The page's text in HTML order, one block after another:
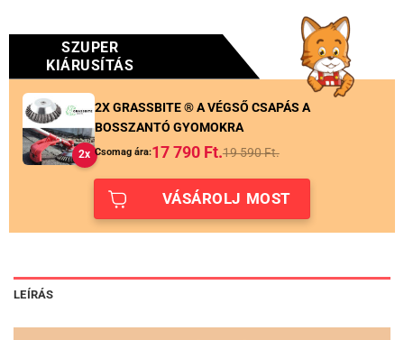
SZUPER
KIÁRUSÍTÁS
2x
2X GRASSBITE ®️ A VÉGSŐ CSAPÁS A
BOSSZANTÓ GYOMOKRA
Csomag ára:17 790 Ft.19 590Ft.
VÁSÁROLJ MOST
LEÍRÁS